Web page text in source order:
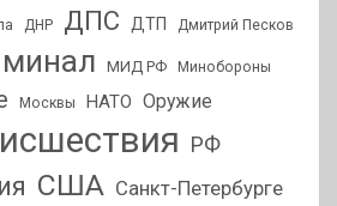
ДНР ДПС ДТП Дмитрий Песков
МИД РФ Минобороны
Москвы НАТО Оружие
РФ
США Санкт-Петербурге